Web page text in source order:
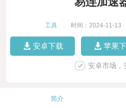
工具 时间：2024-11-13
安卓下载 苹果
安卓市场，
简介